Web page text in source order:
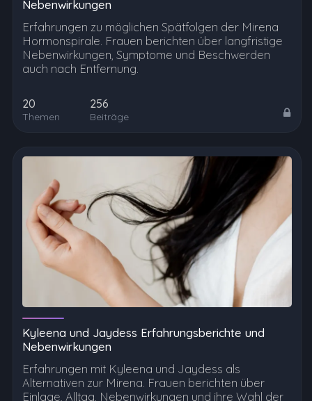
Nebenwirkungen
Erfahrungen zu möglichen Spätfolgen der Mirena
Hormonspirale. Frauen berichten über langfristige
Nebenwirkungen, Symptome und Beschwerden
auch nach Entfernung.
20
Themen
256
Beiträge
Kyleena und Jaydess Erfahrungsberichte und
Nebenwirkungen
Erfahrungen mit Kyleena und Jaydess als
Alternativen zur Mirena. Frauen berichten über
Einlage, Alltag, Nebenwirkungen und ihre Wahl der